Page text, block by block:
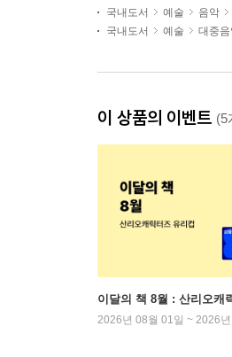
국내도서 예술 음악
국내도서
예술 대중
이 상품의 이벤트 (5
이달의 책 8월 : 산리오캐
2026년 08월 01일 ~ 2026년